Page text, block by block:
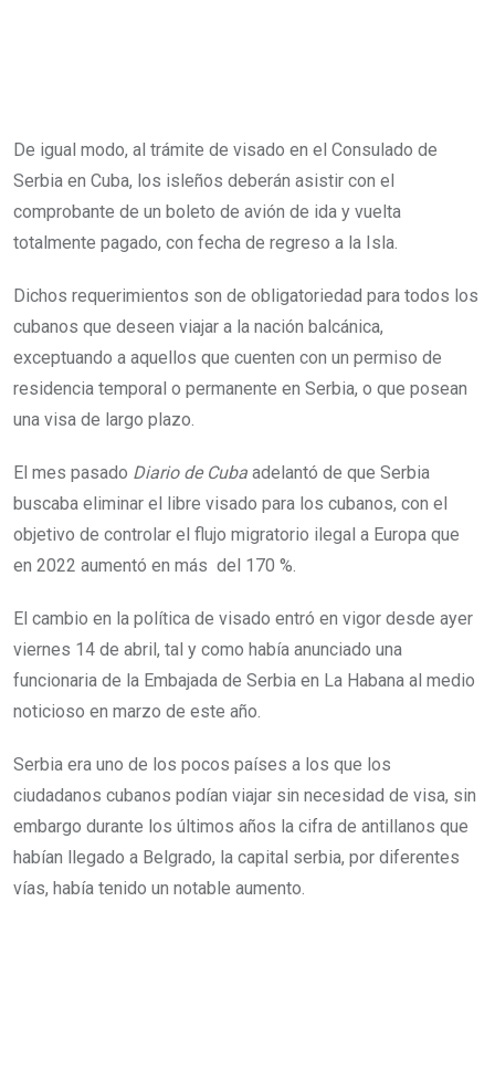
De igual modo, al trámite de visado en el Consulado de
Serbia en Cuba, los isleños deberán asistir con el
comprobante de un boleto de avión de ida y vuelta
totalmente pagado, con fecha de regreso a la Isla.
Dichos requerimientos son de obligatoriedad para todos los
cubanos que deseen viajar a la nación balcánica,
exceptuando a aquellos que cuenten con un permiso de
residencia temporal o permanente en Serbia, o que posean
una visa de largo plazo.
El mes pasado Diario de Cuba adelantó de que Serbia
buscaba eliminar el libre visado para los cubanos, con el
objetivo de controlar el flujo migratorio ilegal a Europa que
en 2022 aumentó en más del 170 %.
El cambio en la política de visado entró en vigor desde ayer
viernes 14 de abril, tal y como había anunciado una
funcionaria de la Embajada de Serbia en La Habana al medio
noticioso en marzo de este año.
Serbia era uno de los pocos países a los que los
ciudadanos cubanos podían viajar sin necesidad de visa, sin
embargo durante los últimos años la cifra de antillanos que
habían llegado a Belgrado, la capital serbia, por diferentes
vías, había tenido un notable aumento.